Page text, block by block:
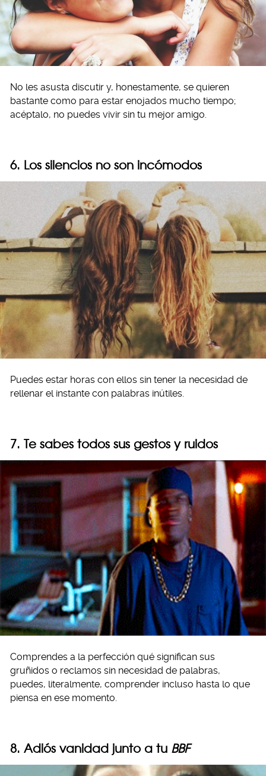
No les asusta discutir y, honestamente, se quieren
bastante como para estar enojados mucho tiempo;
acéptalo, no puedes vivir sin tu mejor amigo.
6. Los silencios no son incómodos
Puedes estar horas con ellos sin tener la necesidad de
rellenar el instante con palabras inútiles.
7. Te sabes todos sus gestos y ruidos
Comprendes a la perfección qué significan sus
gruñidos o reclamos sin necesidad de palabras,
puedes, literalmente, comprender incluso hasta lo que
piensa en ese momento.
8. Adiós vanidad junto a tu BBF